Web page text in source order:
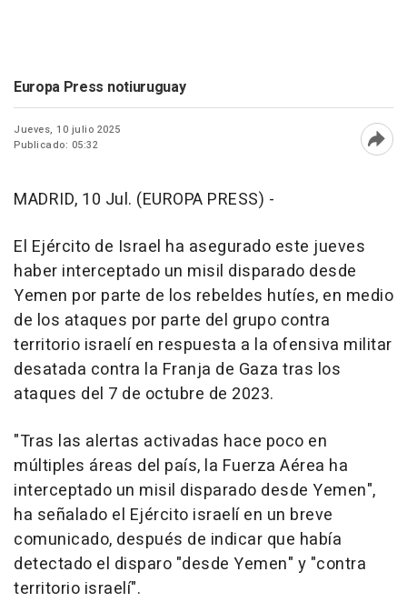
Europa Press notiuruguay
Jueves, 10 julio 2025
Publicado: 05:32
MADRID, 10 Jul. (EUROPA PRESS) -
El Ejército de Israel ha asegurado este jueves
haber interceptado un misil disparado desde
Yemen por parte de los rebeldes hutíes, en medio
de los ataques por parte del grupo contra
territorio israelí en respuesta a la ofensiva militar
desatada contra la Franja de Gaza tras los
ataques del 7 de octubre de 2023.
"Tras las alertas activadas hace poco en
múltiples áreas del país, la Fuerza Aérea ha
interceptado un misil disparado desde Yemen",
ha señalado el Ejército israelí en un breve
comunicado, después de indicar que había
detectado el disparo "desde Yemen" y "contra
territorio israelí".